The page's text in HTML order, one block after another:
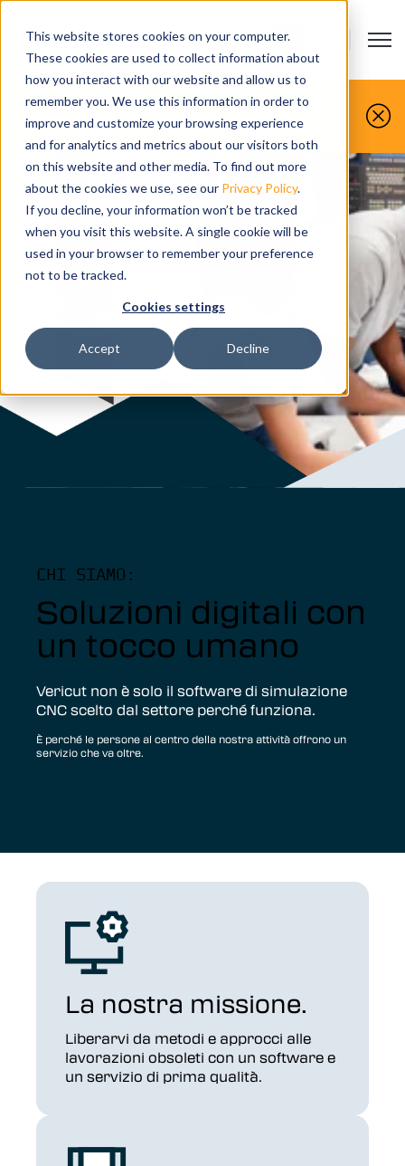
This website stores cookies on your computer.
These cookies are used to collect information about
how you interact with our website and allow us to
remember you. We use this information in order to
improve and customize your browsing experience
and for analytics and metrics about our visitors both
on this website and other media. To find out more
about the cookies we use, see our Privacy Policy.
If you decline, your information won’t be tracked
when you visit this website. A single cookie will be
used in your browser to remember your preference
not to be tracked.
Cookies settings
Accept Decline
Open
CONTATTACI Show
Voi lavorate le parti, noi le simuliamo.
Prenota un demo gratuita oggi stesso.
CHI SIAMO:
Soluzioni digitali con
un tocco umano
Vericut non è solo il software di simulazione
CNC scelto dal settore perché funziona.
È perché le persone al centro della nostra attività offrono un
servizio che va oltre.
La nostra missione.
Liberarvi da metodi e approcci alle
lavorazioni obsoleti con un software e
un servizio di prima qualità.